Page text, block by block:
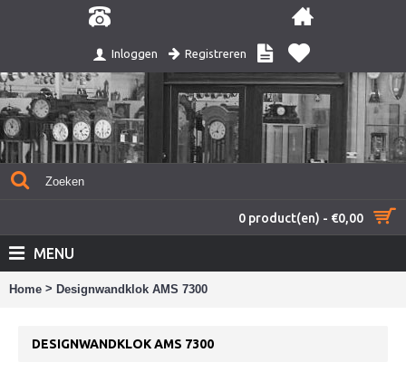
Inloggen Registreren
0 product(en) - €0,00
MENU
Home > Designwandklok AMS 7300
DESIGNWANDKLOK AMS 7300